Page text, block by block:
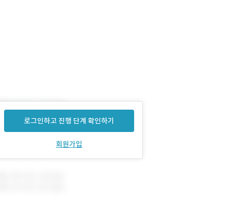
로그인하고 진행 단계 확인하기
회원가입